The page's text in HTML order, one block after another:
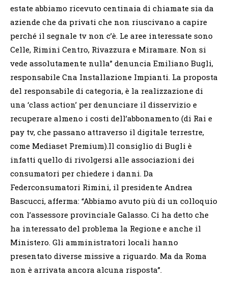
estate abbiamo ricevuto centinaia di chiamate sia da
aziende che da privati che non riuscivano a capire
perché il segnale tv non c’è. Le aree interessate sono
Celle, Rimini Centro, Rivazzura e Miramare. Non si
vede assolutamente nulla” denuncia Emiliano Bugli,
responsabile Cna Installazione Impianti. La proposta
del responsabile di categoria, è la realizzazione di
una ‘class action’ per denunciare il disservizio e
recuperare almeno i costi dell’abbonamento (di Rai e
pay tv, che passano attraverso il digitale terrestre,
come Mediaset Premium).Il consiglio di Bugli è
infatti quello di rivolgersi alle associazioni dei
consumatori per chiedere i danni. Da
Federconsumatori Rimini, il presidente Andrea
Bascucci, afferma: “Abbiamo avuto più di un colloquio
con l’assessore provinciale Galasso. Ci ha detto che
ha interessato del problema la Regione e anche il
Ministero. Gli amministratori locali hanno
presentato diverse missive a riguardo. Ma da Roma
non è arrivata ancora alcuna risposta”.